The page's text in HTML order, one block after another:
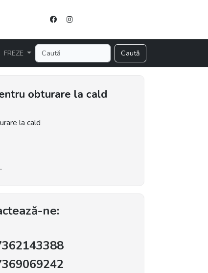
FREZE Caută
obturare la cald
la cald
ne: